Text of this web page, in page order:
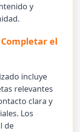
y
el
incluye
relevantes
clara y
Los
de